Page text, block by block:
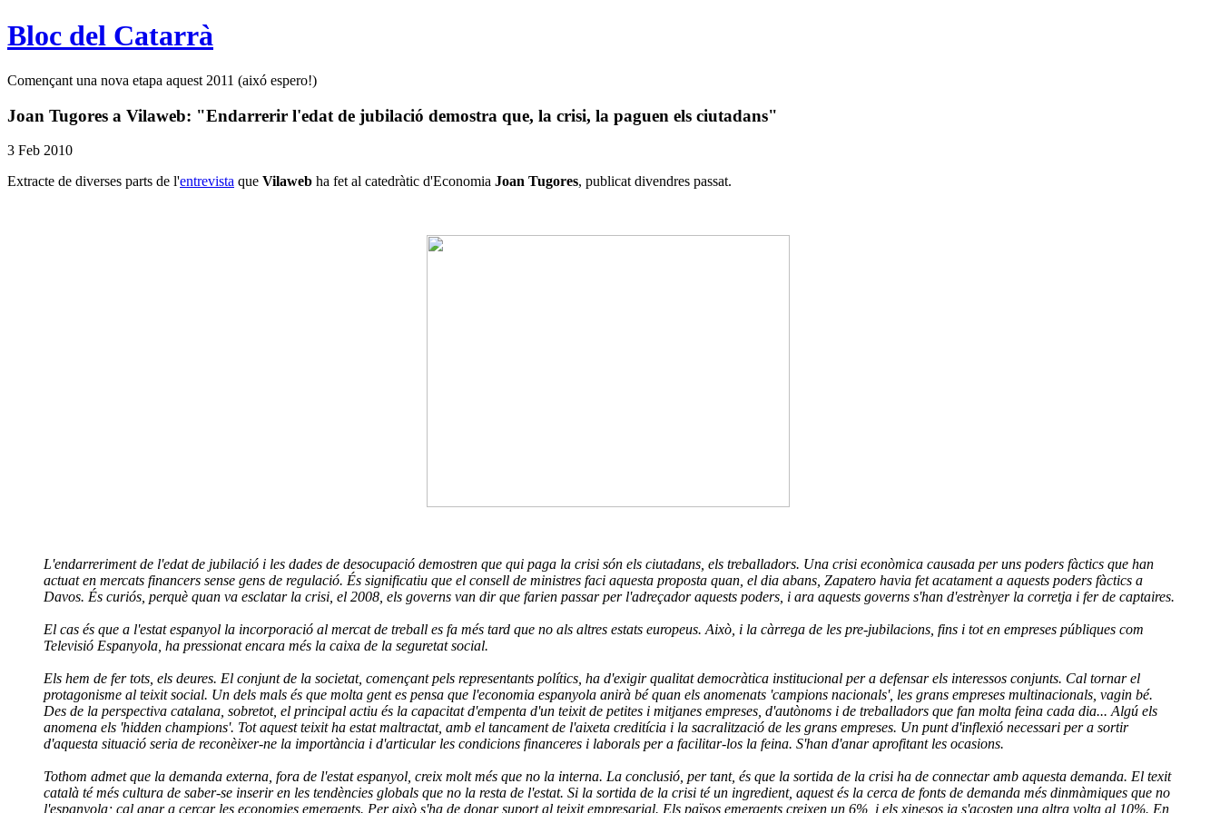
Bloc del Catarrà
Començant una nova etapa aquest 2011 (aixó espero!)
Joan Tugores a Vilaweb: "Endarrerir l'edat de jubilació demostra que, la crisi, la paguen els ciutadans"
3 Feb 2010
Extracte de diverses parts de l'entrevista que Vilaweb ha fet al catedràtic d'Economia Joan Tugores, publicat divendres passat.
L'endarreriment de l'edat de jubilació i les dades de desocupació demostren que qui paga la crisi són els ciutadans, els treballadors. Una crisi econòmica causada per uns poders fàctics que han
actuat en mercats financers sense gens de regulació. És significatiu que el consell de ministres faci aquesta proposta quan, el dia abans, Zapatero havia fet acatament a aquests poders fàctics a
Davos. És curiós, perquè quan va esclatar la crisi, el 2008, els governs van dir que farien passar per l'adreçador aquests poders, i ara aquests governs s'han d'estrènyer la corretja i fer de captaires.
El cas és que a l'estat espanyol la incorporació al mercat de treball es fa més tard que no als altres estats europeus. Això, i la càrrega de les pre-jubilacions, fins i tot en empreses públiques com
Televisió Espanyola, ha pressionat encara més la caixa de la seguretat social.
Els hem de fer tots, els deures. El conjunt de la societat, començant pels representants polítics, ha d'exigir qualitat democràtica institucional per a defensar els interessos conjunts. Cal tornar el
protagonisme al teixit social. Un dels mals és que molta gent es pensa que l'economia espanyola anirà bé quan els anomenats 'campions nacionals', les grans empreses multinacionals, vagin bé.
Des de la perspectiva catalana, sobretot, el principal actiu és la capacitat d'empenta d'un teixit de petites i mitjanes empreses, d'autònoms i de treballadors que fan molta feina cada dia... Algú els
anomena els 'hidden champions'. Tot aquest teixit ha estat maltractat, amb el tancament de l'aixeta creditícia i la sacralització de les grans empreses. Un punt d'inflexió necessari per a sortir
d'aquesta situació seria de reconèixer-ne la importància i d'articular les condicions financeres i laborals per a facilitar-los la feina. S'han d'anar aprofitant les ocasions.
Tothom admet que la demanda externa, fora de l'estat espanyol, creix molt més que no la interna. La conclusió, per tant, és que la sortida de la crisi ha de connectar amb aquesta demanda. El texit
català té més cultura de saber-se inserir en les tendències globals que no la resta de l'estat. Si la sortida de la crisi té un ingredient, aquest és la cerca de fonts de demanda més dinmàmiques que no
l'espanyola; cal anar a cercar les economies emergents. Per això s'ha de donar suport al teixit empresarial. Els països emergents creixen un 6%, i els xinesos ja s'acosten una altra volta al 10%. En